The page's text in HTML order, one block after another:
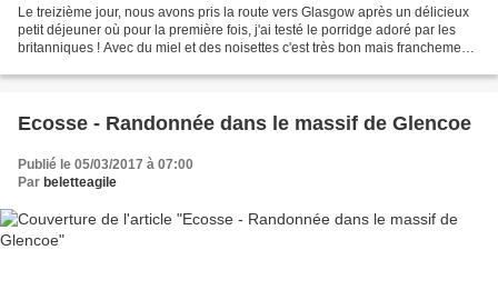
Le treizième jour, nous avons pris la route vers Glasgow après un délicieux
petit déjeuner où pour la première fois, j'ai testé le porridge adoré par les
britanniques ! Avec du miel et des noisettes c'est très bon mais franchement
Ecosse - Randonnée dans le massif de Glencoe
Publié le 05/03/2017 à 07:00
Par beletteagile